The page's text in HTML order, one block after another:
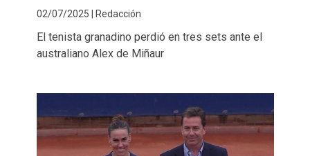
02/07/2025 | Redacción
El tenista granadino perdió en tres sets ante el
australiano Alex de Miñaur